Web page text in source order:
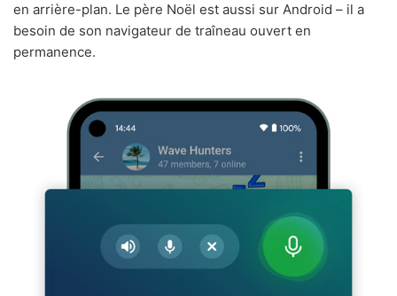
en arrière-plan. Le père Noël est aussi sur Android – il a
besoin de son navigateur de traîneau ouvert en
permanence.